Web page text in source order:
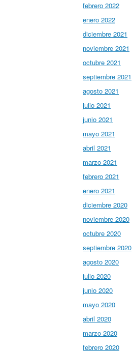
febrero 2022
enero 2022
diciembre 2021
noviembre 2021
octubre 2021
septiembre 2021
agosto 2021
julio 2021
junio 2021
mayo 2021
abril 2021
marzo 2021
febrero 2021
enero 2021
diciembre 2020
noviembre 2020
octubre 2020
septiembre 2020
agosto 2020
julio 2020
junio 2020
mayo 2020
abril 2020
marzo 2020
febrero 2020